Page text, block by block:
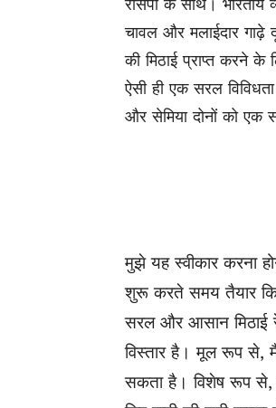
रेसिपी के साथ। भारतीय
चावल और मलाईदार गाढ़े
की मिठाई प्राप्त करने के
ऐसी ही एक सरल
और सेमिया दोनों को एक
मुझे यह स्वीकार करना
शुरू करते समय तैयार
सरल और आसान मिठाई
विस्तार है। मूल रूप से,
सकता है। विशेष रूप से,